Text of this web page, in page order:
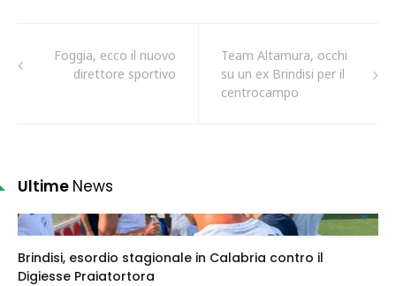
Foggia, ecco il nuovo
direttore sportivo
Team Altamura, occhi
su un ex Brindisi per il
centrocampo
Ultime News
Brindisi, esordio stagionale in Calabria contro il
Digiesse Praiatortora